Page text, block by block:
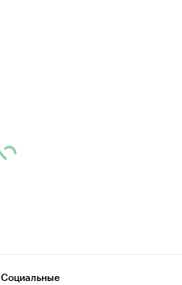
Социальные